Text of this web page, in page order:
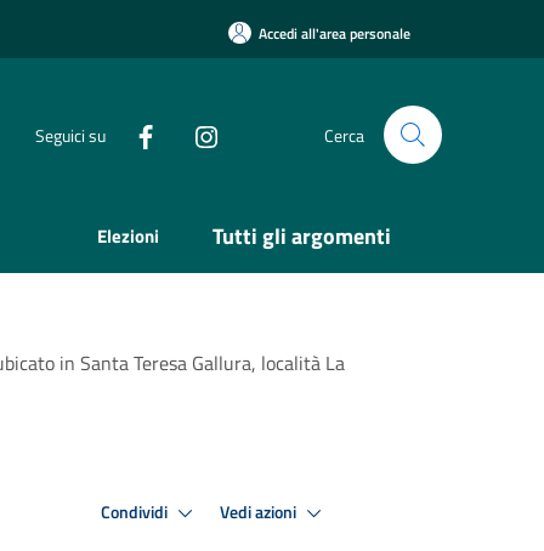
Accedi all'area personale
Seguici su Cerca
Elezioni Tutti gli argomenti
in Santa Teresa Gallura, località La
Condividi Vedi azioni